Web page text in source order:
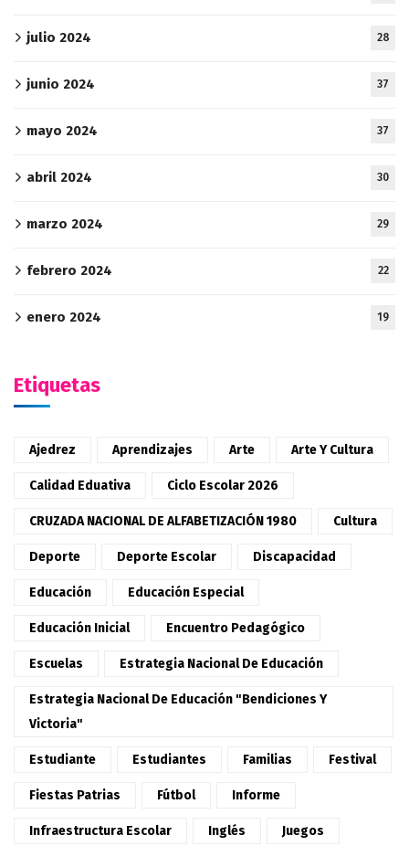
julio 2024 28
junio 2024 37
mayo 2024 37
abril 2024 30
marzo 2024 29
febrero 2024 22
enero 2024 19
Etiquetas
Ajedrez Aprendizajes Arte Arte Y Cultura
Calidad Eduativa Ciclo Escolar 2026
CRUZADA NACIONAL DE ALFABETIZACIÓN 1980 Cultura
Deporte Deporte Escolar Discapacidad
Educación Educación Especial
Educación Inicial Encuentro Pedagógico
Escuelas Estrategia Nacional De Educación
Estrategia Nacional De Educación "Bendiciones Y
Victoria"
Estudiante Estudiantes Familias Festival
Fiestas Patrias Fútbol Informe
Infraestructura Escolar Inglés Juegos